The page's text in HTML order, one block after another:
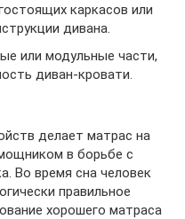
каркасов или
дивана.
или модульные части,
диван-кровати.
делает матрас на
в борьбе с
Во время сна человек
правильное
хорошего матраса